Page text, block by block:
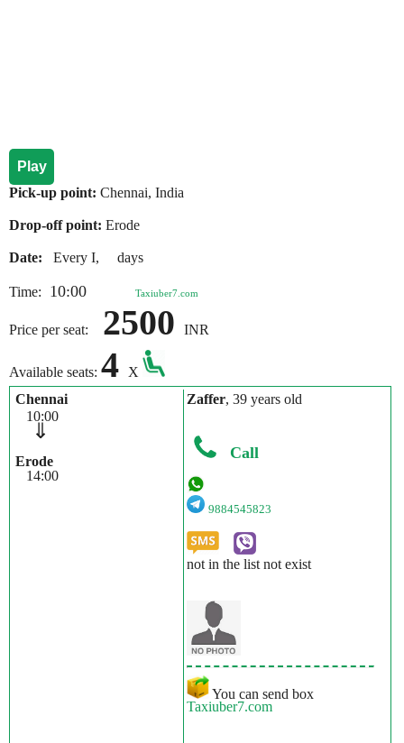
Play
Pick-up point: Chennai, India
Drop-off point: Erode
Date: Every I, days
Time: 10:00 Taxiuber7.com
Price per seat: 2500 INR
Available seats: 4
X
Chennai
10:00
⇓
Erode
14:00
Zaffer, 39 years old
Call
9884545823
not in the list not exist
You can send box
Taxiuber7.com